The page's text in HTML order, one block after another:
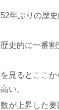
年ぶりの歴
史的に一番
見るとここ
い。
が上昇した